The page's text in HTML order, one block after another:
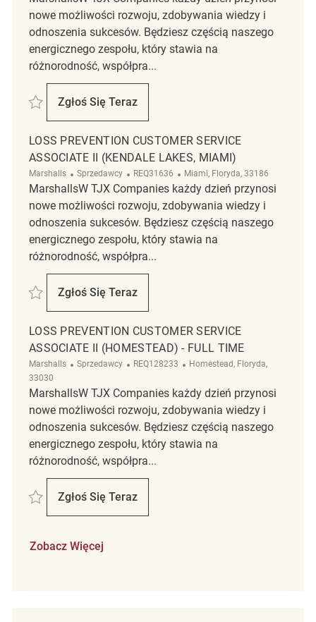
nowe możliwości rozwoju, zdobywania wiedzy i
odnoszenia sukcesów. Będziesz częścią naszego
energicznego zespołu, który stawia na
różnorodność, współpra...
Zapisać Loss Prevention Customer Service Associate II (The Falls,
Zgłoś Się Teraz
Loss Prevention Customer Service
LOSS PREVENTION CUSTOMER SERVICE
ASSOCIATE II (KENDALE LAKES, MIAMI)
Marshalls Kategoria
Sprzedawcy ReqId
REQ31636 Lokalizacja
Miami, Floryda, 33186
MarshallsW TJX Companies każdy dzień przynosi
nowe możliwości rozwoju, zdobywania wiedzy i
odnoszenia sukcesów. Będziesz częścią naszego
energicznego zespołu, który stawia na
różnorodność, współpra...
Zapisać Loss Prevention Customer Service Associate II (Kendale Lakes,
Zgłoś Się Teraz
Loss Prevention Customer Service
LOSS PREVENTION CUSTOMER SERVICE
ASSOCIATE II (HOMESTEAD) - FULL TIME
Marshalls Kategoria
Sprzedawcy ReqId
REQ128233 Lokalizacja
Homestead, Floryda,
33030
MarshallsW TJX Companies każdy dzień przynosi
nowe możliwości rozwoju, zdobywania wiedzy i
odnoszenia sukcesów. Będziesz częścią naszego
energicznego zespołu, który stawia na
różnorodność, współpra...
Zapisać Loss Prevention Customer Service Associate II (Homestead) -
Zgłoś Się Teraz
Loss Prevention Customer Service
Zobacz Więcej